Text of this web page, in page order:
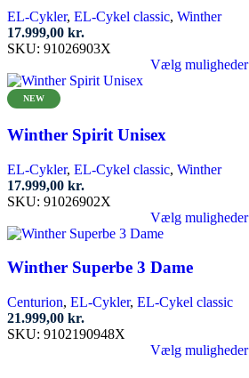
kan
vælges
på
varesiden
EL-Cykler, EL-Cykel classic, Winther
17.999,00 kr.
SKU: 91026903X
Vælg muligheder
Dette
vare
har
flere
varianter.
kan
vælges
på
varesiden
NEW
Winther Spirit Unisex
EL-Cykler, EL-Cykel classic, Winther
17.999,00 kr.
SKU: 91026902X
Vælg muligheder
Dette
har
varianter.
Mulighederne
kan
Winther Superbe 3 Dame
Centurion, EL-Cykler, EL-Cykel classic
21.999,00 kr.
SKU: 9102190948X
Vælg muligheder